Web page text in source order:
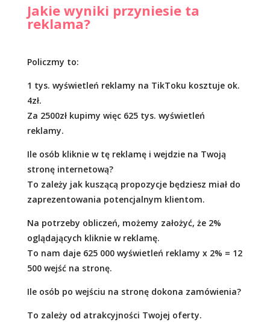
Jakie wyniki przyniesie ta
reklama?
Policzmy to:
1 tys. wyświetleń reklamy na TikToku kosztuje ok.
4zł.
Za 2500zł kupimy więc 625 tys. wyświetleń
reklamy.
Ile osób kliknie w tę reklamę i wejdzie na Twoją
stronę internetową?
To zależy jak kuszącą propozycje będziesz miał do
zaprezentowania potencjalnym klientom.
Na potrzeby obliczeń, możemy założyć, że 2%
oglądających kliknie w reklamę.
To nam daje 625 000 wyświetleń reklamy x 2% = 12
500 wejść na stronę.
Ile osób po wejściu na stronę dokona zamówienia?
To zależy od atrakcyjności Twojej oferty.